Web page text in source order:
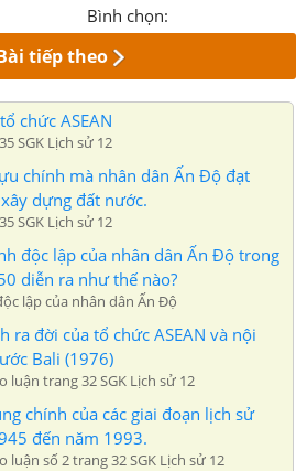
Bình chọn:
tiếp theo
chức ASEAN
SGK Lịch sử 12
chính mà nhân dân Ấn Độ đạt
dựng đất nước.
SGK Lịch sử 12
độc lập của nhân dân Ấn Độ trong
diễn ra như thế nào?
lập của nhân dân Ấn Độ
ra đời của tổ chức ASEAN và nội
Bali (1976)
luận trang 32 SGK Lịch sử 12
chính của các giai đoạn lịch sử
đến năm 1993.
luận số 2 trang 32 SGK Lịch sử 12